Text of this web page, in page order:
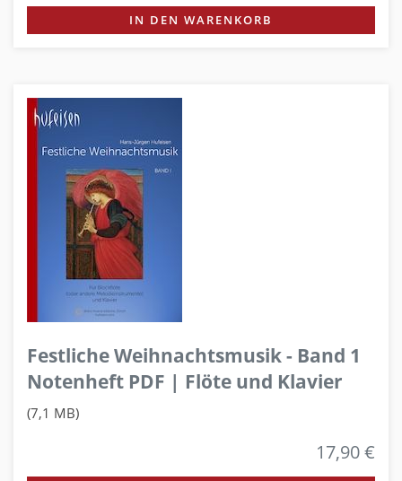
IN DEN WARENKORB
Festliche Weihnachtsmusik - Band 1
Notenheft PDF | Flöte und Klavier
(7,1 MB)
17,90 €